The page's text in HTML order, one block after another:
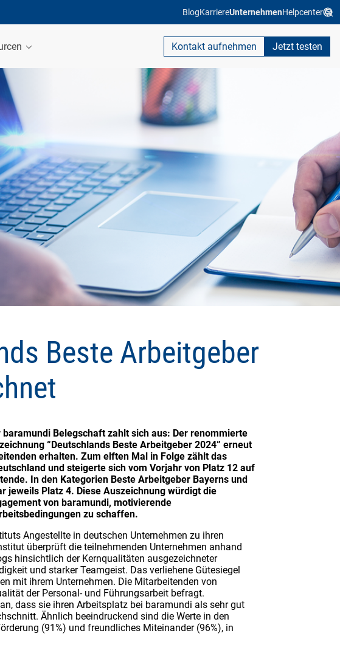
BlogKarriereUnternehmenHelpcenter
Kontakt aufnehmen Jetzt testen
Beste Arbeitgeber
Belegschaft zahlt sich aus: Der renommierte
“Deutschlands Beste Arbeitgeber 2024” erneut
erhalten. Zum elften Mal in Folge zählt das
und steigerte sich vom Vorjahr von Platz 12 auf
In den Kategorien Beste Arbeitgeber Bayerns und
jeweils Platz 4. Diese Auszeichnung würdigt die
von baramundi, motivierende
zu schaffen.
Angestellte in deutschen Unternehmen zu ihren
überprüft die teilnehmenden Unternehmen anhand
hinsichtlich der Kernqualitäten ausgezeichneter
und starker Teamgeist. Das verliehene Gütesiegel
mit ihrem Unternehmen. Die Mitarbeitenden von
der Personal- und Führungsarbeit befragt.
dass sie ihren Arbeitsplatz bei baramundi als sehr gut
Ähnlich beeindruckend sind die Werte in den
(91%) und freundliches Miteinander (96%), in